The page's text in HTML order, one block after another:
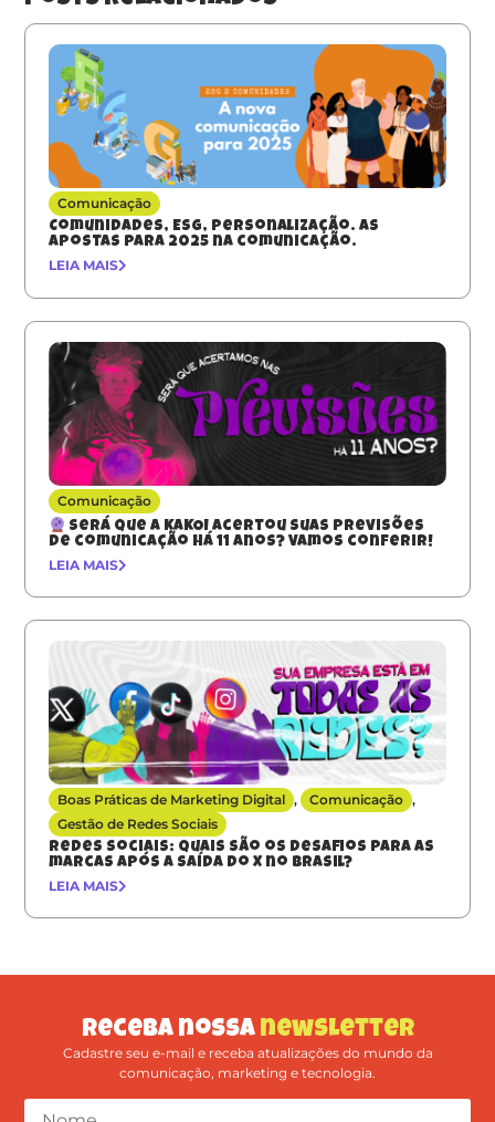
Comunicação
Comunidades, ESG, Personalização. As
apostas para 2025 na comunicação.
LEIA MAIS
Comunicação
Será que a KAKOI acertou suas previsões
de comunicação há 11 anos? Vamos conferir!
LEIA MAIS
Boas Práticas de Marketing Digital , Comunicação ,
Gestão de Redes Sociais
Redes sociais: quais são os desafios para as
marcas após a saída do X no Brasil?
LEIA MAIS
Receba nossa newsletter
Cadastre seu e-mail e receba atualizações do mundo da
comunicação, marketing e tecnologia.